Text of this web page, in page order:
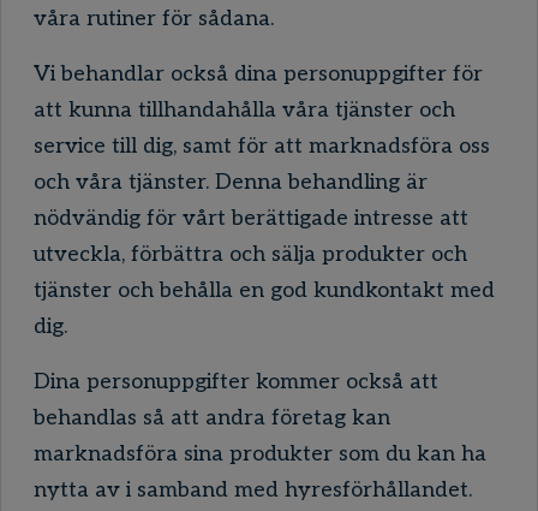
våra rutiner för sådana.
Vi behandlar också dina personuppgifter för
att kunna tillhandahålla våra tjänster och
service till dig, samt för att marknadsföra oss
och våra tjänster. Denna behandling är
nödvändig för vårt berättigade intresse att
utveckla, förbättra och sälja produkter och
tjänster och behålla en god kundkontakt med
dig.
Dina personuppgifter kommer också att
behandlas så att andra företag kan
marknadsföra sina produkter som du kan ha
nytta av i samband med hyresförhållandet.